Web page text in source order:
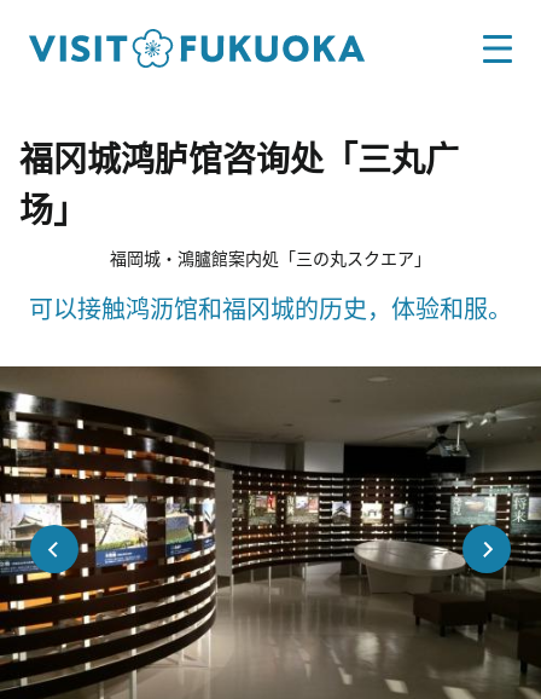
福冈城鸿胪馆咨询处「三丸广
场」
福岡城・鴻臚館案内処「三の丸スクエア」
可以接触鸿沥馆和福冈城的历史，体验和服。